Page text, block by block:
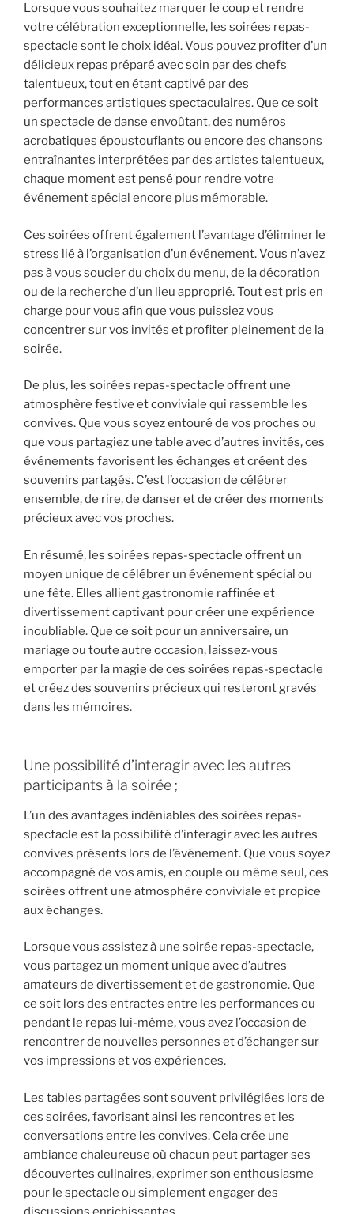
Lorsque vous souhaitez marquer le coup et rendre
votre célébration exceptionnelle, les soirées repas-
spectacle sont le choix idéal. Vous pouvez profiter d’un
délicieux repas préparé avec soin par des chefs
talentueux, tout en étant captivé par des
performances artistiques spectaculaires. Que ce soit
un spectacle de danse envoûtant, des numéros
acrobatiques époustouflants ou encore des chansons
entraînantes interprétées par des artistes talentueux,
chaque moment est pensé pour rendre votre
événement spécial encore plus mémorable.
Ces soirées offrent également l’avantage d’éliminer le
stress lié à l’organisation d’un événement. Vous n’avez
pas à vous soucier du choix du menu, de la décoration
ou de la recherche d’un lieu approprié. Tout est pris en
charge pour vous afin que vous puissiez vous
concentrer sur vos invités et profiter pleinement de la
soirée.
De plus, les soirées repas-spectacle offrent une
atmosphère festive et conviviale qui rassemble les
convives. Que vous soyez entouré de vos proches ou
que vous partagiez une table avec d’autres invités, ces
événements favorisent les échanges et créent des
souvenirs partagés. C’est l’occasion de célébrer
ensemble, de rire, de danser et de créer des moments
précieux avec vos proches.
En résumé, les soirées repas-spectacle offrent un
moyen unique de célébrer un événement spécial ou
une fête. Elles allient gastronomie raffinée et
divertissement captivant pour créer une expérience
inoubliable. Que ce soit pour un anniversaire, un
mariage ou toute autre occasion, laissez-vous
emporter par la magie de ces soirées repas-spectacle
et créez des souvenirs précieux qui resteront gravés
dans les mémoires.
Une possibilité d’interagir avec les autres
participants à la soirée ;
L’un des avantages indéniables des soirées repas-
spectacle est la possibilité d’interagir avec les autres
convives présents lors de l’événement. Que vous soyez
accompagné de vos amis, en couple ou même seul, ces
soirées offrent une atmosphère conviviale et propice
aux échanges.
Lorsque vous assistez à une soirée repas-spectacle,
vous partagez un moment unique avec d’autres
amateurs de divertissement et de gastronomie. Que
ce soit lors des entractes entre les performances ou
pendant le repas lui-même, vous avez l’occasion de
rencontrer de nouvelles personnes et d’échanger sur
vos impressions et vos expériences.
Les tables partagées sont souvent privilégiées lors de
ces soirées, favorisant ainsi les rencontres et les
conversations entre les convives. Cela crée une
ambiance chaleureuse où chacun peut partager ses
découvertes culinaires, exprimer son enthousiasme
pour le spectacle ou simplement engager des